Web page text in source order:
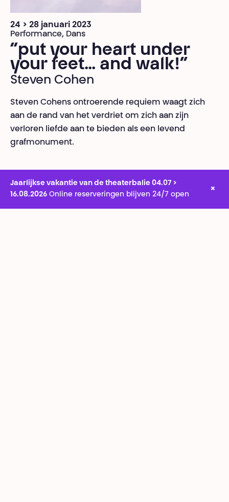
24 > 28 januari 2023
Performance, Dans
“put your heart under
your feet… and walk!”
Steven Cohen
Steven Cohens ontroerende requiem waagt zich
aan de rand van het verdriet om zich aan zijn
verloren liefde aan te bieden als een levend
grafmonument.
Jaarlijkse vakantie van de theaterbalie 04.07 >
16.08.2026 Online reserveringen blijven 24/7 open
×